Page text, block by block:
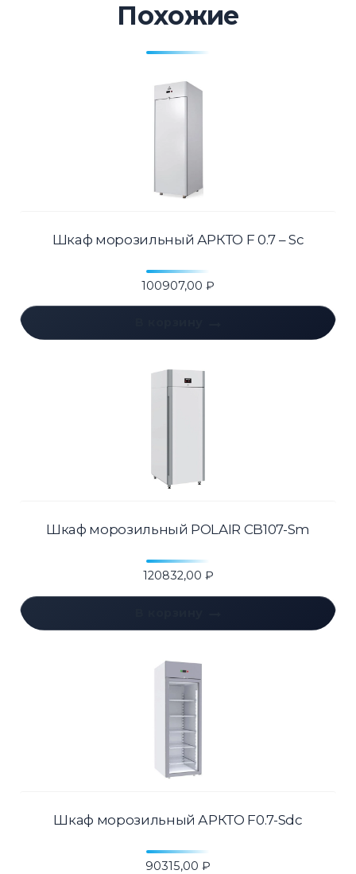
Похожие
Шкаф морозильный АРКТО F 0.7 – Sc
100907,00 ₽
Шкаф морозильный POLAIR CB107-Sm
120832,00 ₽
Шкаф морозильный АРКТО F0.7-Sdc
90315,00 ₽